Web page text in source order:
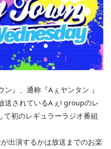
ン』、通称『Aぇヤンタン 』
送されているAぇ! groupのレ
初のレギュラーラジオ番組
出演するかは放送までのお楽